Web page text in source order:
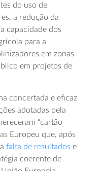
do uso de
a redução da
capacidade dos
para a
em zonas
em projetos de
concertada e eficaz
adotadas pela
“cartão
Europeu que, após
falta de resultados e
coerente de